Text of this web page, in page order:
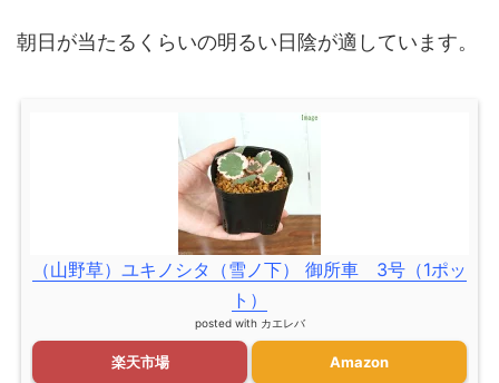
朝日が当たるくらいの明るい日陰が適しています。
（山野草）ユキノシタ（雪ノ下） 御所車 3号（1ポッ
ト）
posted with カエレバ
楽天市場 Amazon